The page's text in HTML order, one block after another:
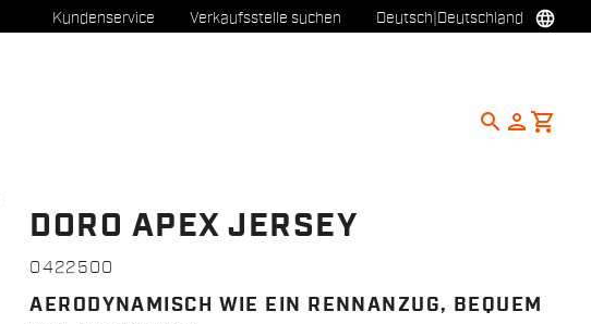
Kundenservice Verkaufsstelle suchen Deutsch Deutschland language
search person shopping_cart
DORO APEX JERSEY
0422500
AERODYNAMISCH WIE EIN RENNANZUG, BEQUEM